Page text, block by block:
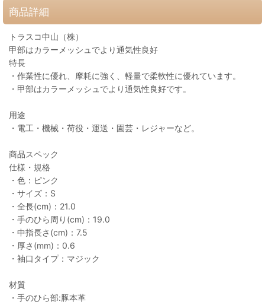
商品詳細
トラスコ中山（株）
甲部はカラーメッシュでより通気性良好
特長
・作業性に優れ、摩耗に強く、軽量で柔軟性に優れています。
・甲部はカラーメッシュでより通気性良好です。
用途
・電工・機械・荷役・運送・園芸・レジャーなど。
商品スペック
仕様・規格
・色：ピンク
・サイズ：S
・全長(cm)：21.0
・手のひら周り(cm)：19.0
・中指長さ(cm)：7.5
・厚さ(mm)：0.6
・袖口タイプ：マジック
材質
・手のひら部:豚本革